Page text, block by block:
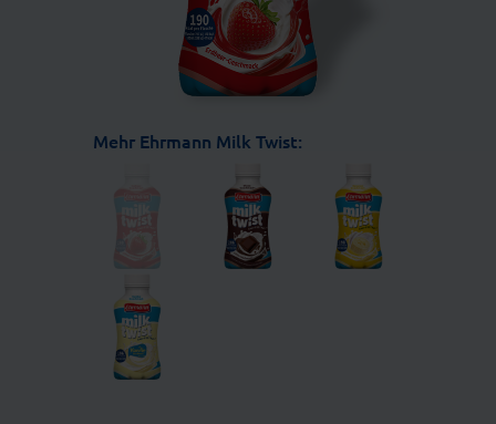
Mehr Ehrmann Milk Twist: